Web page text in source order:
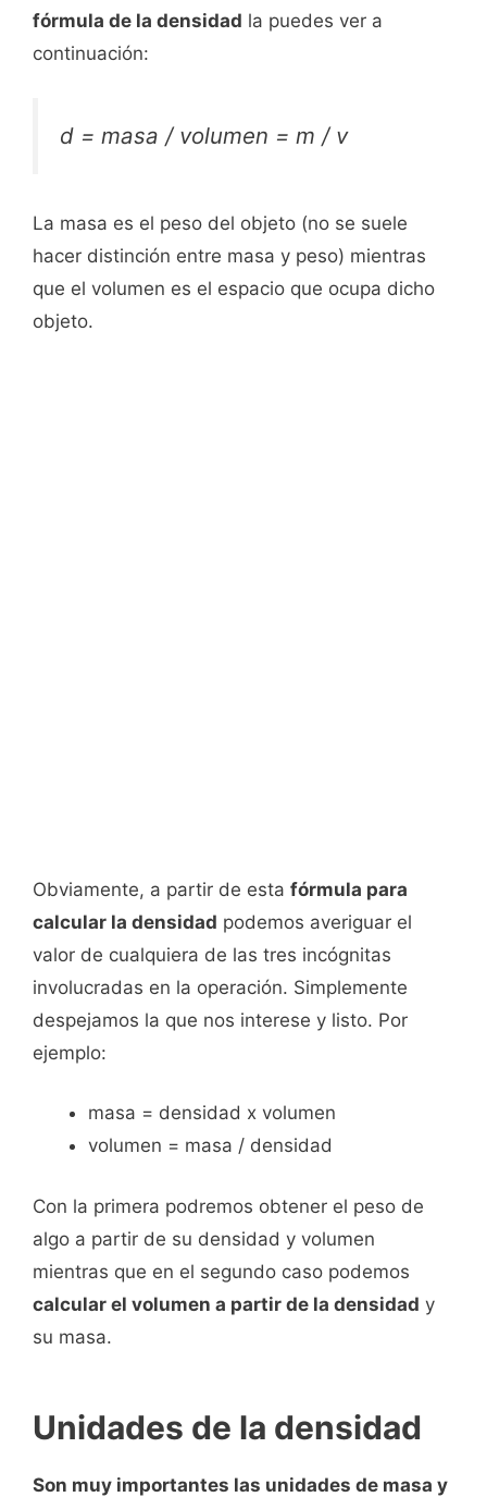
fórmula de la densidad la puedes ver a
continuación:
d = masa / volumen = m / v
La masa es el peso del objeto (no se suele
hacer distinción entre masa y peso) mientras
que el volumen es el espacio que ocupa dicho
objeto.
Obviamente, a partir de esta fórmula para
calcular la densidad podemos averiguar el
valor de cualquiera de las tres incógnitas
involucradas en la operación. Simplemente
despejamos la que nos interese y listo. Por
ejemplo:
masa = densidad x volumen
volumen = masa / densidad
Con la primera podremos obtener el peso de
algo a partir de su densidad y volumen
mientras que en el segundo caso podemos
calcular el volumen a partir de la densidad y
su masa.
Unidades de la densidad
Son muy importantes las unidades de masa y